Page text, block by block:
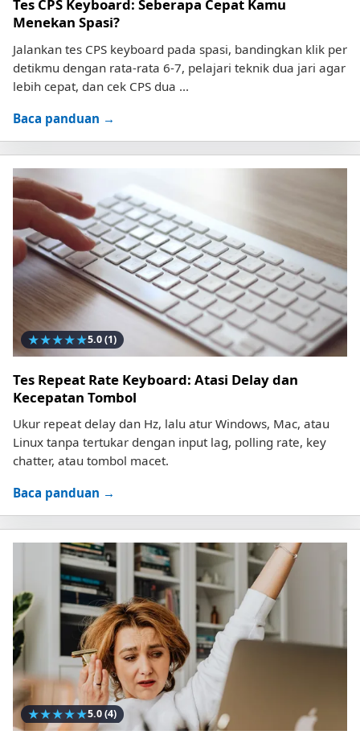
Tes CPS Keyboard: Seberapa Cepat Kamu
Menekan Spasi?
Jalankan tes CPS keyboard pada spasi, bandingkan klik per
detikmu dengan rata-rata 6-7, pelajari teknik dua jari agar
lebih cepat, dan cek CPS dua ...
Baca panduan →
★★★★★5.0(1)
Tes Repeat Rate Keyboard: Atasi Delay dan
Kecepatan Tombol
Ukur repeat delay dan Hz, lalu atur Windows, Mac, atau
Linux tanpa tertukar dengan input lag, polling rate, key
chatter, atau tombol macet.
Baca panduan →
★★★★★5.0(4)